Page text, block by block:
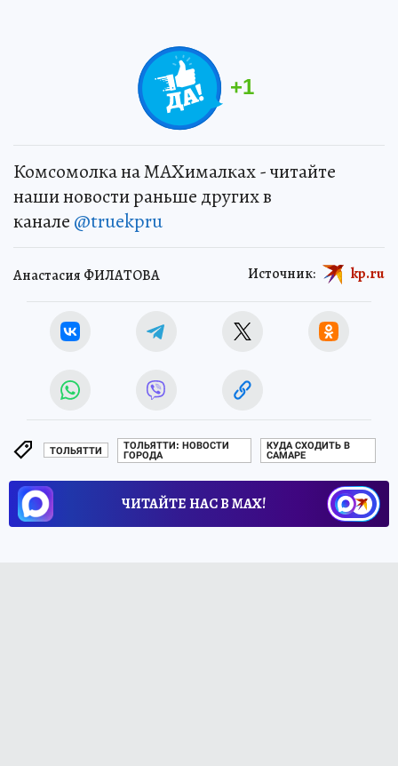
+1
Комсомолка на MAXималках - читайте
наши новости раньше других в
канале @truekpru
Анастасия ФИЛАТОВА Источник: kp.ru
ТОЛЬЯТТИ
ТОЛЬЯТТИ: НОВОСТИ
ГОРОДА
КУДА СХОДИТЬ В
САМАРЕ
ЧИТАЙТЕ НАС В МАХ!